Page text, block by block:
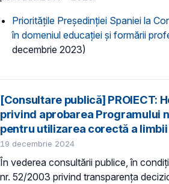
Prioritățile Președinției Spaniei la
în domeniul educației și formării
decembrie 2023)
[Consultare publică] PROIECT:
privind aprobarea Programului
pentru utilizarea corectă a limbii
19 decembrie 2024
În vederea consultării publice, în
nr. 52/2003 privind transparenţa